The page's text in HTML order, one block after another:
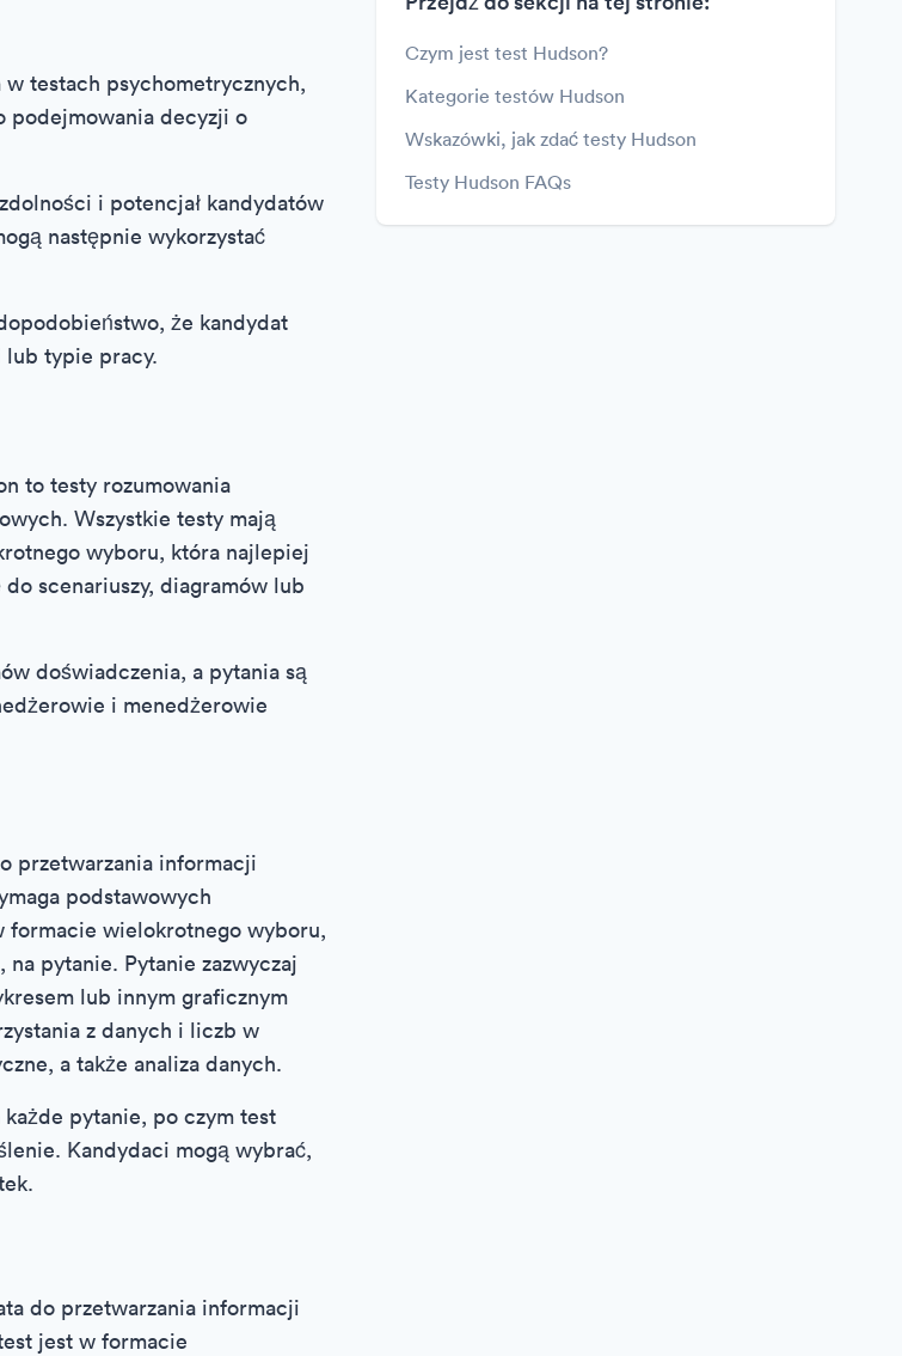
testach psychometrycznych,
podejmowania decyzji o
i potencjał kandydatów
następnie wykorzystać
że kandydat
lub typie pracy.
to testy rozumowania
Wszystkie testy mają
wyboru, która najlepiej
scenariuszy, diagramów lub
doświadczenia, a pytania są
i menedżerowie
przetwarzania informacji
podstawowych
formacie wielokrotnego wyboru,
pytanie. Pytanie zazwyczaj
lub innym graficznym
z danych i liczb w
a także analiza danych.
pytanie, po czym test
Kandydaci mogą wybrać,
do przetwarzania informacji
jest w formacie
Czym jest test Hudson?
Kategorie testów Hudson
Wskazówki, jak zdać testy Hudson
Testy Hudson FAQs